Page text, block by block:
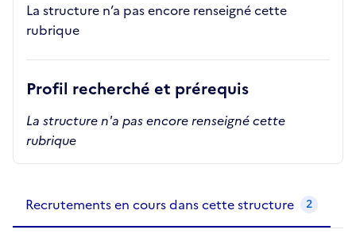
La structure n’a pas encore renseigné cette
rubrique
Profil recherché et prérequis
La structure n'a pas encore renseigné cette
rubrique
Recrutements en cours dans cette structure 2